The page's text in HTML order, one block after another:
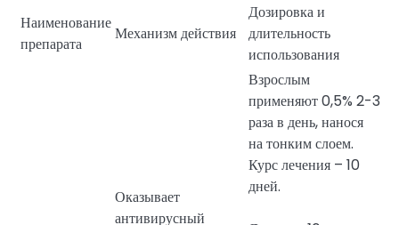
Наименование
препарата
Механизм действия
Дозировка и
длительность
использования
Оказывает
антивирусный
Взрослым
применяют 0,5% 2-3
раза в день, нанося
на тонким слоем.
Курс лечения – 10
дней.